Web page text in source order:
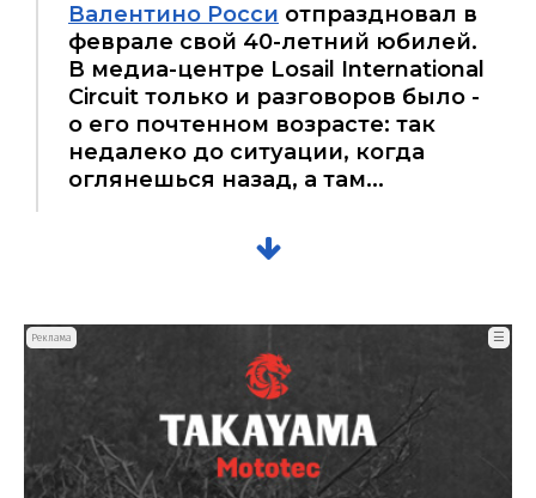
Валентино Росси отпраздновал в
феврале свой 40-летний юбилей.
В медиа-центре Losail International
Circuit только и разговоров было -
о его почтенном возрасте: так
недалеко до ситуации, когда
оглянешься назад, а там...
Реклама ☰